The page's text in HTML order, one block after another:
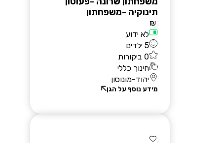
תינוקיה -משפחתון
₪
לא ידוע
5 ילדים
0 ביקורות
חינוך כללי
יהוד-מונוסון
מידע נוסף על הגן